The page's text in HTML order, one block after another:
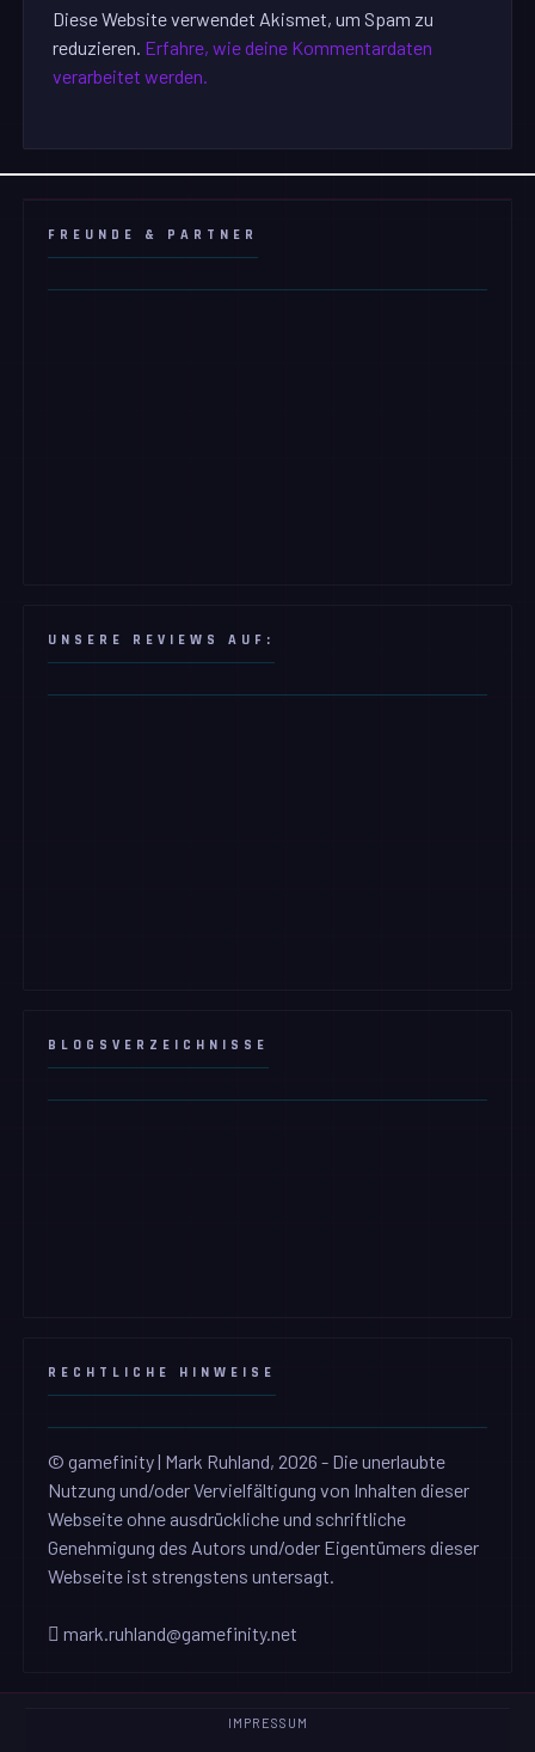
Diese Website verwendet Akismet, um Spam zu
reduzieren. Erfahre, wie deine Kommentardaten
verarbeitet werden.
FREUNDE & PARTNER
UNSERE REVIEWS AUF:
BLOGSVERZEICHNISSE
RECHTLICHE HINWEISE
© gamefinity | Mark Ruhland, 2026 - Die unerlaubte
Nutzung und/oder Vervielfältigung von Inhalten dieser
Webseite ohne ausdrückliche und schriftliche
Genehmigung des Autors und/oder Eigentümers dieser
Webseite ist strengstens untersagt.
mark.ruhland@gamefinity.net
IMPRESSUM